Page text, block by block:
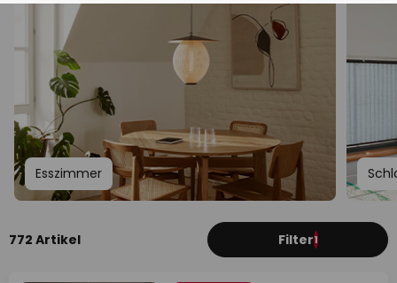
Esszimmer
772 Artikel Filter1